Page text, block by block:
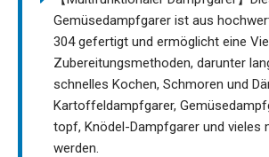
Gemüsedampfgarer ist aus
304 gefertigt und ermöglicht eine
Zubereitungsmethoden, darunter
schnelles Kochen, Schmoren und
Kartoffeldampfgarer,
topf, Knödel-Dampfgarer und vieles
werden.